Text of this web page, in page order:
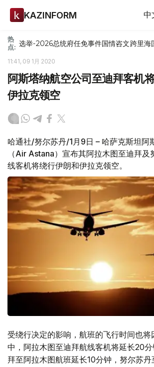
KAZINFORM 中
热
点: 选举-2026总统府任免事件国情咨文跨里海
11:41, 09 1月 2020
阿斯塔纳航空公司至迪拜客机
伊拉克领空
哈通社/努尔苏丹/1月9日 – 哈萨克斯坦阿
（Air Astana）宣布其阿拉木图至迪拜及
线客机将绕行伊朗和伊拉克领空。
受绕行决定的影响，航班的飞行时间也
中，阿拉木图至迪拜航线客机将延长20
拜至阿拉木图航班延长10分钟，努尔苏